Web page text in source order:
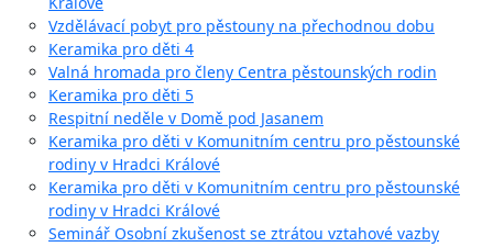
Vzdělávací pobyt pro pěstouny na přechodnou dobu
Keramika pro děti 4
Valná hromada pro členy Centra pěstounských rodin
Keramika pro děti 5
Respitní neděle v Domě pod Jasanem
Keramika pro děti v Komunitním centru pro pěstounské
rodiny v Hradci Králové
Keramika pro děti v Komunitním centru pro pěstounské
rodiny v Hradci Králové
Seminář Osobní zkušenost se ztrátou vztahové vazby